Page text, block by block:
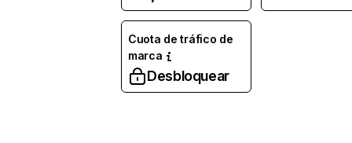
Cuota de tráfico de
marca
Desbloquear